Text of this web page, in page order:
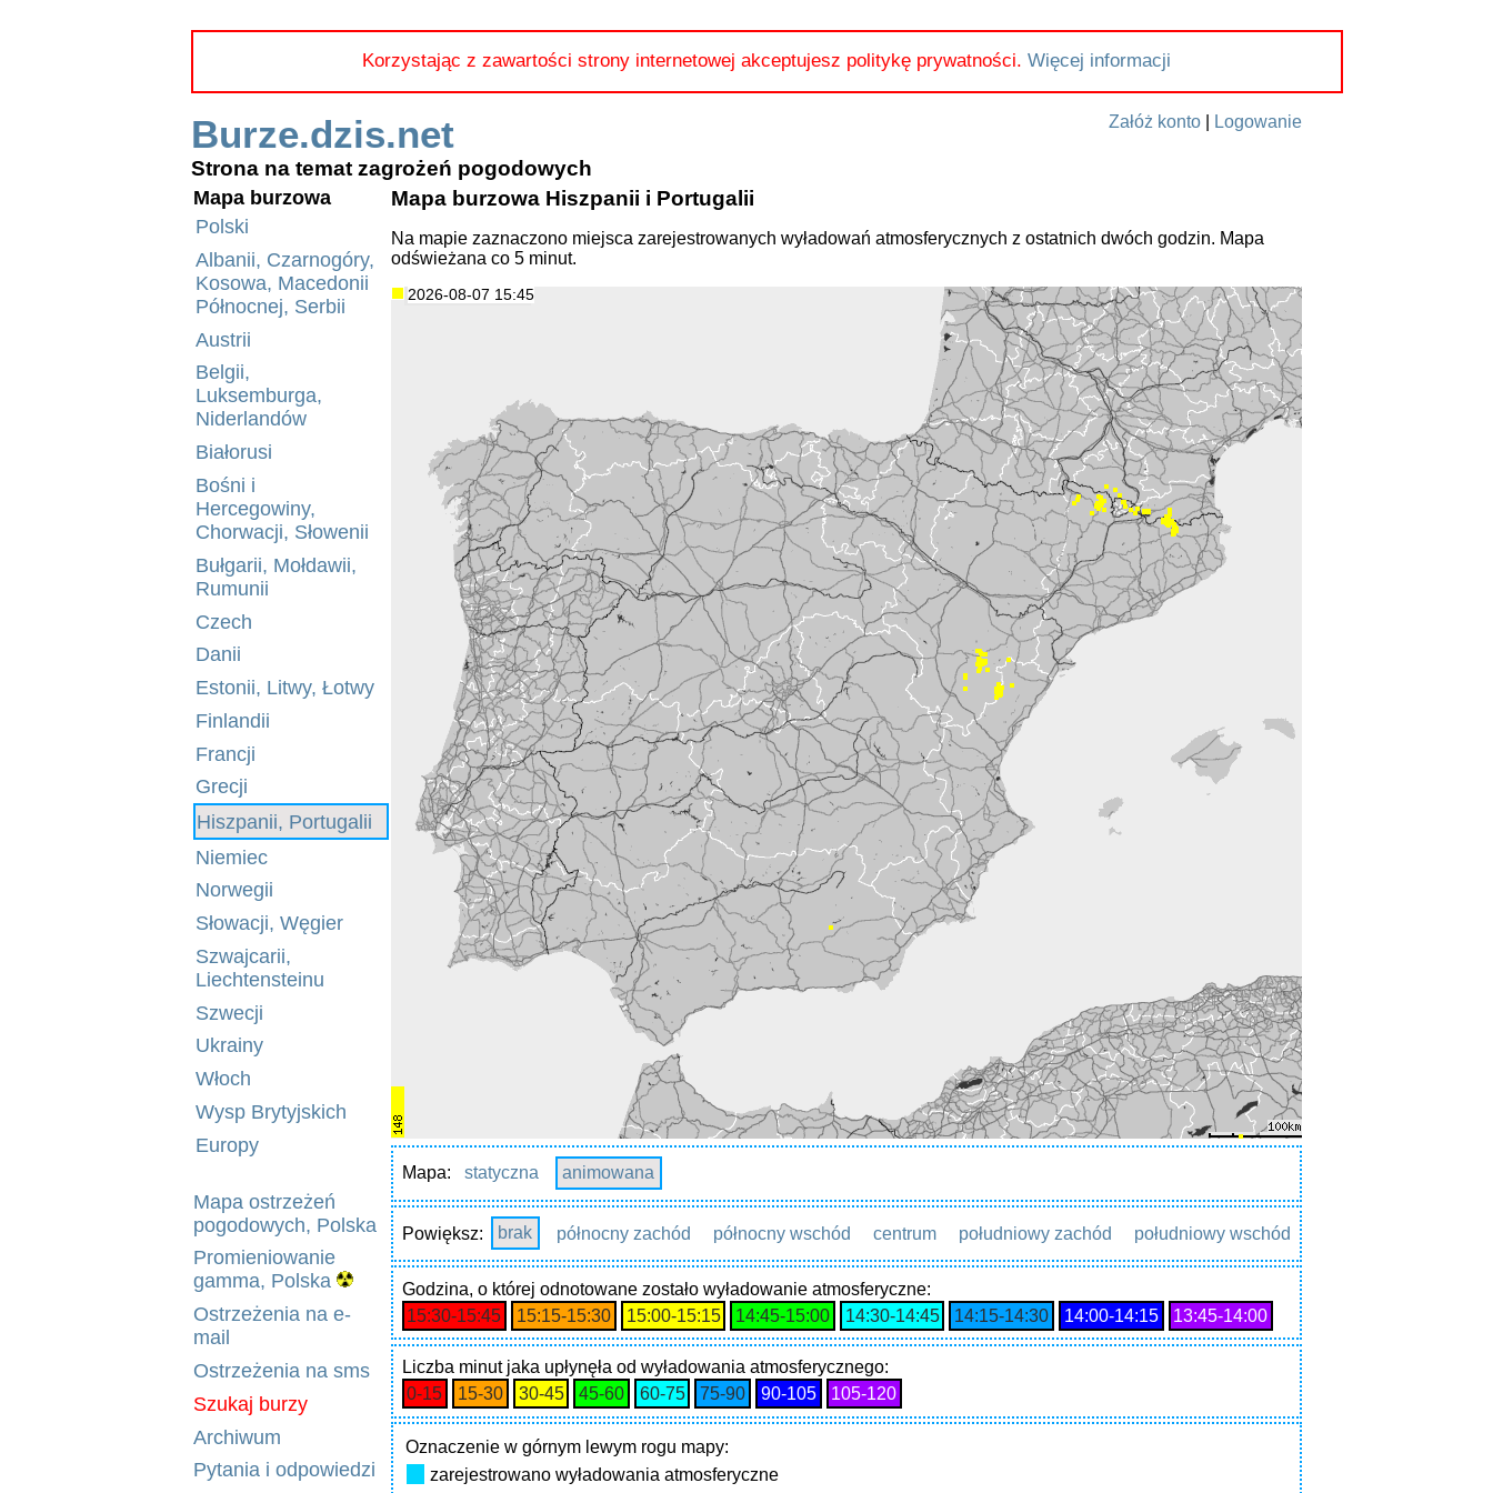
Korzystając z zawartości strony internetowej akceptujesz politykę prywatności.Więcej informacji
Burze.dzis.net
Strona na temat zagrożeń pogodowych
Załóż konto Logowanie
Mapa burzowa
Polski
Albanii, Czarnogóry,
Kosowa, Macedonii
Północnej, Serbii
Austrii
Belgii,
Luksemburga,
Niderlandów
Białorusi
Bośni i
Hercegowiny,
Chorwacji, Słowenii
Bułgarii, Mołdawii,
Rumunii
Czech
Danii
Estonii, Litwy, Łotwy
Finlandii
Francji
Grecji
Hiszpanii, Portugalii
Niemiec
Norwegii
Słowacji, Węgier
Szwajcarii,
Liechtensteinu
Szwecji
Ukrainy
Włoch
Wysp Brytyjskich
Europy
Mapa ostrzeżeń
pogodowych, Polska
Promieniowanie
gamma, Polska
Ostrzeżenia na e-
mail
Ostrzeżenia na sms
Szukaj burzy
Archiwum
Pytania i odpowiedzi
Mapa burzowa Hiszpanii i Portugalii
Na mapie zaznaczono miejsca zarejestrowanych wyładowań atmosferycznych z ostatnich dwóch godzin. Mapa
odświeżana co 5 minut.
2026-08-07 15:45
Mapa: statyczna animowana
Powiększ: brak północny zachód północny wschód centrum południowy zachód południowy wschód
Godzina, o której odnotowane zostało wyładowanie atmosferyczne:
15:30‑15:45
15:15‑15:30 15:00‑15:15 14:45‑15:00 14:30‑14:45 14:15‑14:30 14:00‑14:15 13:45‑14:00
Liczba minut jaka upłynęła od wyładowania atmosferycznego:
0‑15
15‑30 30‑45 45‑60 60‑75 75‑90 90‑105 105‑120
Oznaczenie w górnym lewym rogu mapy:
zarejestrowano wyładowania atmosferyczne